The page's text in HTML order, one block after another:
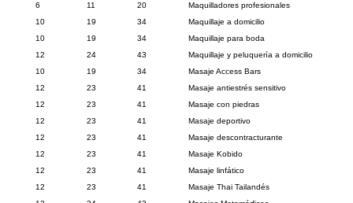
6
11 20
Maquilladores profesionales
10
19 34
Maquillaje a domicilio
10
19 34
Maquillaje para boda
12
24 43
Maquillaje y peluquería a domicilio
10
19 34
Masaje Access Bars
12
23 41
Masaje antiestrés sensitivo
12
23 41
Masaje con piedras
12
23 41
Masaje deportivo
12
23 41
Masaje descontracturante
12
23 41
Masaje Kobido
12
23 41
Masaje linfático
12
23 41
Masaje Thai Tailandés